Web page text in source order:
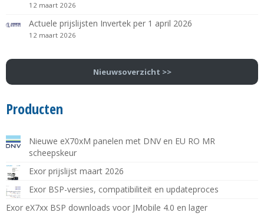
12 maart 2026
Actuele prijslijsten Invertek per 1 april 2026
12 maart 2026
Nieuwsoverzicht >>
Producten
Nieuwe eX70xM panelen met DNV en EU RO MR
scheepskeur
Exor prijslijst maart 2026
Exor BSP-versies, compatibiliteit en updateproces
Exor eX7xx BSP downloads voor JMobile 4.0 en lager